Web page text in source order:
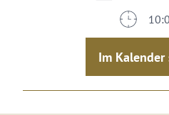
Im Kalender